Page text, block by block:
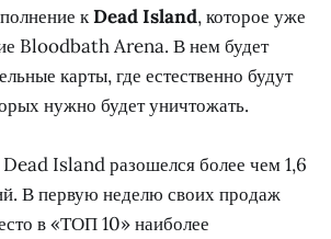
кDead Island, которое уже
Bloodbath Arena. В нем будет
карты, где естественно будут
нужно будет уничтожать.
Island разошелся более чем 1,6
В первую неделю своих продаж
в «ТОП 10» наиболее